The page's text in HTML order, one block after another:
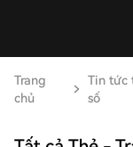
Trang
chủ
Tin tức
số